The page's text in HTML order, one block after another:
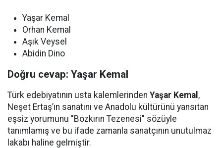
Yaşar Kemal
Orhan Kemal
Aşık Veysel
Abidin Dino
Doğru cevap: Yaşar Kemal
Türk edebiyatının usta kalemlerinden Yaşar Kemal ,
Neşet Ertaş’ın sanatını ve Anadolu kültürünü yansıtan
eşsiz yorumunu "Bozkırın Tezenesi" sözüyle
tanımlamış ve bu ifade zamanla sanatçının unutulmaz
lakabı haline gelmiştir.